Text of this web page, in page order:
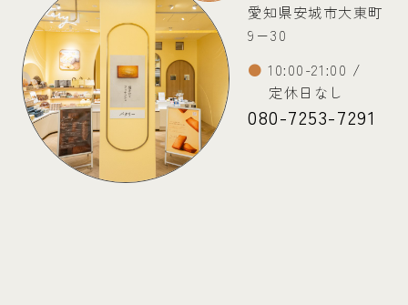
愛知県安城市大東町
9−30
10:00-21:00 /
定休日なし
080-7253-7291